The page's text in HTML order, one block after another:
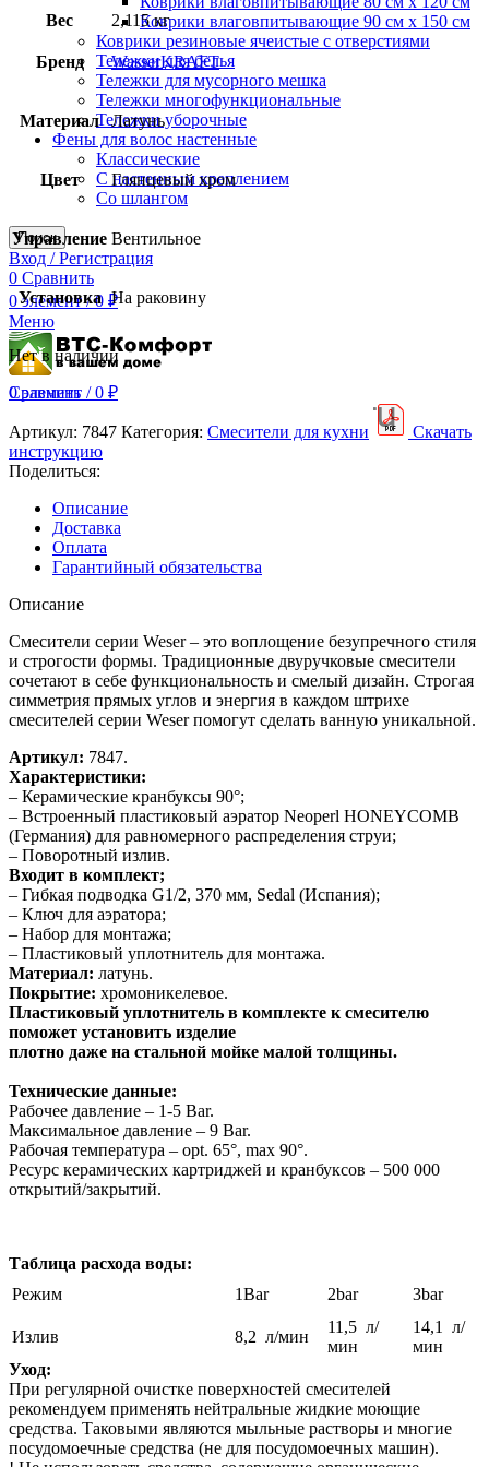
Коврики влаговпитывающие 90 см х 150 см
Коврики резиновые ячеистые с отверстиями
Тележки для белья
Тележки для мусорного мешка
Тележки многофункциональные
Тележки уборочные
Фены для волос настенные
Классические
С настенным креплением
Со шлангом
Поиск
Вход / Регистрация
0 Сравнить
0элемент / 0 ₽
Меню
0элемент / 0 ₽
Вес 2,115 кг
Бренд WasserKRAFT
Материал Латунь
Цвет Глянцевый хром
Управление Вентильное
Установка На раковину
Нет в наличии
Сравнить
Артикул: 7847 Категория: Смесители для кухни
Скачать
инструкцию
Поделиться:
Описание
Доставка
Оплата
Гарантийный обязательства
Описание
Смесители серии Weser – это воплощение безупречного стиля
и строгости формы. Традиционные двуручковые смесители
сочетают в себе функциональность и смелый дизайн. Строгая
симметрия прямых углов и энергия в каждом штрихе
смесителей серии Weser помогут сделать ванную уникальной.
Артикул: 7847.
Характеристики:
– Керамические кранбуксы 90°;
– Встроенный пластиковый аэратор Neoperl HONEYCOMB
(Германия) для равномерного распределения струи;
– Поворотный излив.
Входит в комплект;
– Гибкая подводка G1/2, 370 мм, Sedal (Испания);
– Ключ для аэратора;
– Набор для монтажа;
– Пластиковый уплотнитель для монтажа.
Материал: латунь.
Покрытие: хромоникелевое.
Пластиковый уплотнитель в комплекте к смесителю
поможет установить изделие
плотно даже на стальной мойке малой толщины.
Технические данные:
Рабочее давление – 1-5 Bar.
Максимальное давление – 9 Bar.
Рабочая температура – opt. 65°, max 90°.
Ресурс керамических картриджей и кранбуксов – 500 000
открытий/закрытий.
Таблица расхода воды:
Режим
1Bar 2bar 3bar
Излив 8,2 л/мин
11,5 л/
мин
14,1 л/
мин
Уход:
При регулярной очистке поверхностей смесителей
рекомендуем применять нейтральные жидкие моющие
средства. Таковыми являются мыльные растворы и многие
посудомоечные средства (не для посудомоечных машин).